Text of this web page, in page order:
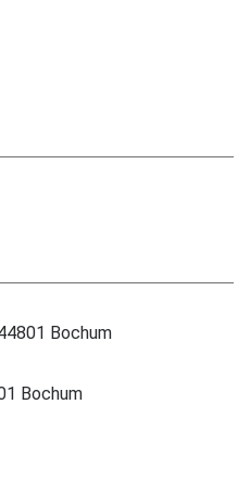
Bochum
Bochum